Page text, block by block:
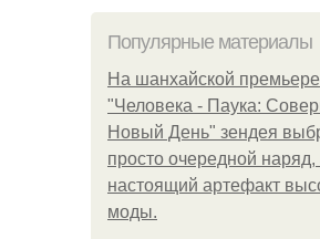
Популярные материалы
На шанхайской премьере
"Человека - Паука:
Новый День" зендея
просто очередной наряд,
настоящий артефакт
моды.